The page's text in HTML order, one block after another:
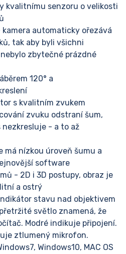
kvalitnímu senzoru o velikosti
automaticky ořezává
tak aby byli všichni
zbytečné prázdné
120° a
s kvalitním zvukem
zvuku odstraní šum,
nezkresluje - a to až
má nízkou úroveň šumu a
software
- 2D i 3D postupy, obraz je
a ostrý
stavu nad objektivem
světlo znamená, že
Modré indikuje připojení.
ztlumený mikrofon.
Windows10, MAC OS